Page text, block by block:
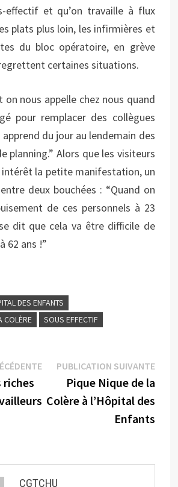
effectif et qu’on travaille à flux
plats plus loin, les infirmières et
du bloc opératoire, en grève
certaines situations.
on nous appelle chez nous quand
pour remplacer des collègues
du jour au lendemain des
planning.” Alors que les visiteurs
intérêt la petite manifestation, un
deux bouchées : “Quand on
de ces personnels à 23
dit que cela va être difficile de
62 ans !”
DES ENFANTS
COLÈRE
SOUS EFFECTIF
Publication
précédente :
riches
PUBLICATION SUIVANTE
Pique Nique de la
Colère à l’Hôpital des
Enfants
CGTCHU